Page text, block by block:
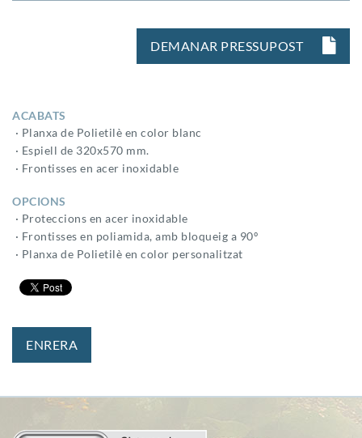
DEMANAR PRESSUPOST
ACABATS
· Planxa de Polietilè en color blanc
· Espiell de 320x570 mm.
· Frontisses en acer inoxidable
OPCIONS
· Proteccions en acer inoxidable
· Frontisses en poliamida, amb bloqueig a 90º
· Planxa de Polietilè en color personalitzat
ENRERA